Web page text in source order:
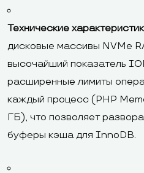
Технические
дисковые массивы NVMe
высочайший показатель
расширенные лимиты
каждый процесс (PHP
ГБ), что позволяет
буферы кэша для InnoDB.